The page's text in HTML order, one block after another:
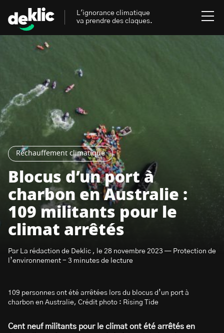
Réchauffement climatique
Blocus d’un port à
charbon en Australie :
109 militants pour le
climat arrêtés
Par La rédaction de Deklic , le 28 novembre 2023 — Protection de
l’environnement - 3 minutes de lecture
109 personnes ont été arrêtées lors du blocus d’un port à
charbon en Australie, Crédit photo : Rising Tide
Cent neuf militants pour le climat ont été arrêtés en
L'ignorance climatique
va prendre des claques.
Environnement
Aides, bons plans & cie
Énergies renouvelables
Mobilités durables
Gestes écologiques
Inspiré.es inspirant.es
S’abonner à la newsletter
Les mots clés les plus
recherchés sur Deklic
Transition Écologique deklic kids
interview Volte-face influenceur.se